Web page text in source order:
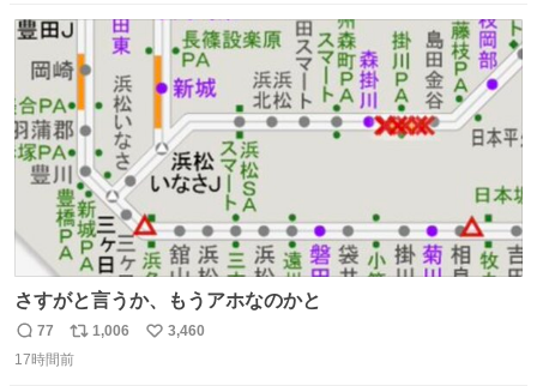
ト
数
さすがと言うか、もうアホなのかと
返
信
77
リ
ポ
1,006
い
3,460
17時間前